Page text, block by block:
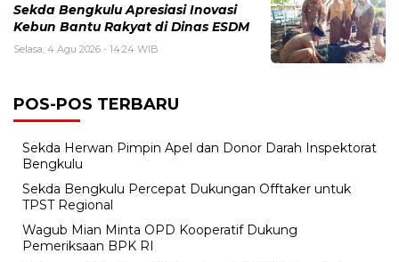
Sekda Bengkulu Apresiasi Inovasi
Kebun Bantu Rakyat di Dinas ESDM
Selasa, 4 Agu 2026 - 14:24 WIB
POS-POS TERBARU
Sekda Herwan Pimpin Apel dan Donor Darah Inspektorat
Bengkulu
Sekda Bengkulu Percepat Dukungan Offtaker untuk
TPST Regional
Wagub Mian Minta OPD Kooperatif Dukung
Pemeriksaan BPK RI